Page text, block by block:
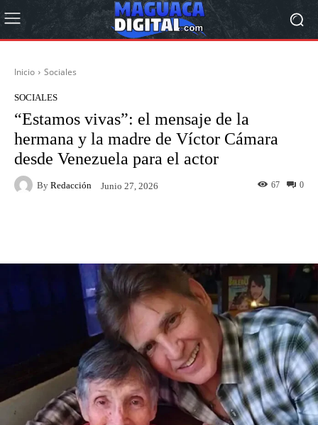
Inicio Sociales
SOCIALES
“Estamos vivas”: el mensaje de la
hermana y la madre de Víctor Cámara
desde Venezuela para el actor
By Redacción Junio 27, 2026 0
67